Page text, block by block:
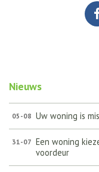
Nieuws
05-08 Uw woning is
31-07 Een woning
voordeur